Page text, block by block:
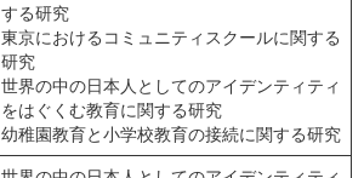
する研究
東京におけるコミュニティスクールに関する
研究
世界の中の日本人としてのアイデンティティ
をはぐくむ教育に関する研究
幼稚園教育と小学校教育の接続に関する研究